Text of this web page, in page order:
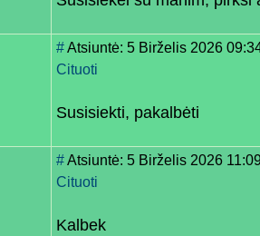
#Atsiuntė: 5 Birželis 2026
Cituoti
Susisiekti, pakalbėti
#Atsiuntė: 5 Birželis 2026
Cituoti
Kalbek